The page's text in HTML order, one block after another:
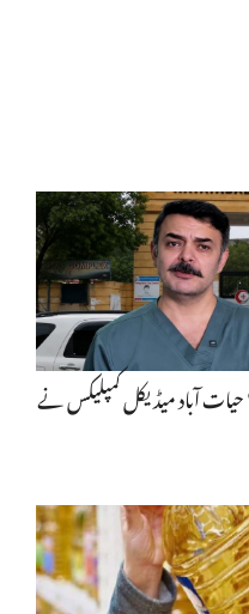
آباد میڈیکل کمپلیکس نے